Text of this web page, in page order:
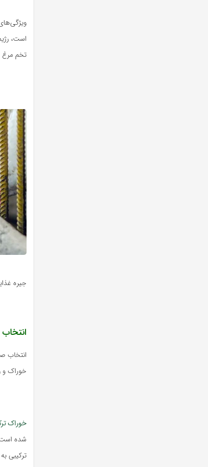
است،
تخم مرغ
جیره
انتخاب
خوراک و
خوراک
ترکیبی